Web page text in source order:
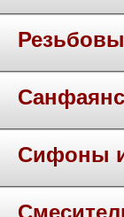
Санфаянс
Сифоны